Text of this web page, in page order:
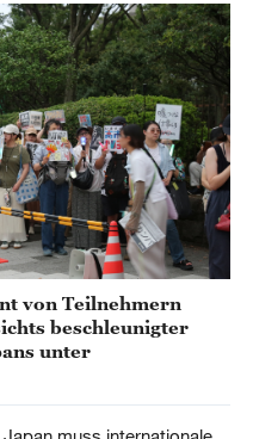
von Teilnehmern
beschleunigter
unter